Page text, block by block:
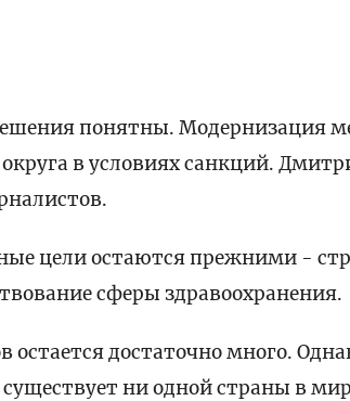
понятны. Модернизация
в условиях санкций.
цели остаются прежними -
сферы здравоохранения.
остается достаточно много.
ни одной страны в